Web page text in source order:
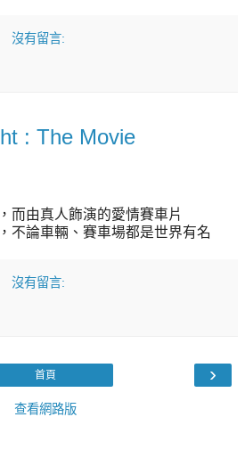
沒有留言:
: The Movie
而由真人飾演的愛情賽車片
不論車輛、賽車場都是世界有名
沒有留言:
›
首頁
查看網路版